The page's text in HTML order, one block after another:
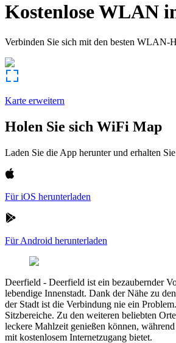
Kostenlose WLAN
Verbinden Sie sich mit den besten WLAN-
Karte erweitern
Holen Sie sich WiFi Map
Laden Sie die App herunter und erhalten
Für iOS herunterladen
Für Android herunterladen
Deerfield - Deerfield ist ein bezaubernder
lebendige Innenstadt. Dank der Nähe zu
der Stadt ist die Verbindung nie ein
Sitzbereiche. Zu den weiteren beliebten
leckere Mahlzeit genießen können,
mit kostenlosem Internetzugang bietet.